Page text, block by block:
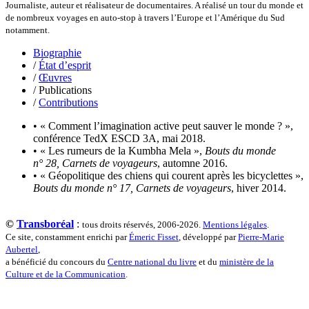
Devouassoux Philippe
Dubois-Tartacap Nicole
Dugast Stéphane
Dunbar Géraldine
Edwards Richard
Figueras Raymond
Fisset Émeric
Fisset Christine
FitzGerald Edward
Fontaine Benoît
Foucard Marie
Fradin Patrick
Fraisse Thomas
François Valérie
Fuligni Bruno
Garcia Antoine
Garde François
Gaullier Tanneguy
Gauthier Yves
Gemme Pierre
Gendre Florence
Journaliste, auteur et réalisateur de documentaires. A réalisé un tour du monde et
de nombreux voyages en auto-stop à travers l’Europe et l’Amérique du Sud
notamment.
Biographie
/État d’esprit
/Œuvres
/ Publications
/Contributions
• « Comment l’imagination active peut sauver le monde ? »,
conférence TedX ESCD 3A, mai 2018.
• « Les rumeurs de la Kumbha Mela », Bouts du monde
n° 28, Carnets de voyageurs, automne 2016.
• « Géopolitique des chiens qui courent après les bicyclettes »,
Bouts du monde n° 17, Carnets de voyageurs, hiver 2014.
© Transboréal : tous droits réservés, 2006-2026. Mentions légales
Ce site, constamment enrichi parÉmeric Fisset , développé parPierre-Marie
Aubertel
a bénéficié du concours du Centre national du livre et du ministère de la
Culture et de la Communication